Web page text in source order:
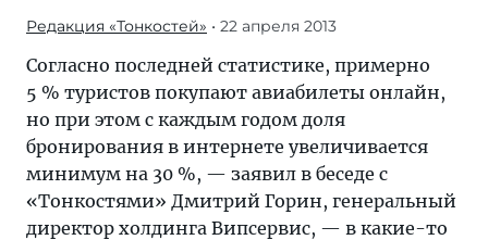
Редакция «Тонкостей» • 22 апреля 2013
Согласно последней статистике, примерно
5 % туристов покупают авиабилеты онлайн,
но при этом с каждым годом доля
бронирования в интернете увеличивается
минимум на 30 %, — заявил в беседе с
«Тонкостями» Дмитрий Горин, генеральный
директор холдинга Випсервис, — в какие-то